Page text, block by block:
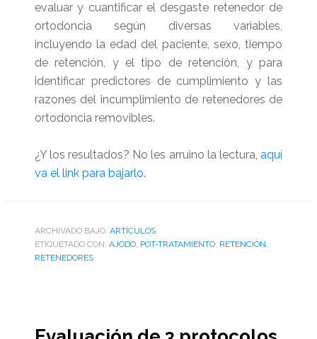
evaluar y cuantificar el desgaste retenedor de
ortodoncia según diversas variables,
incluyendo la edad del paciente, sexo, tiempo
de retención, y el tipo de retención, y para
identificar predictores de cumplimiento y las
razones del incumplimiento de retenedores de
ortodoncia removibles.
¿Y los resultados? No les arruino la lectura,aquí
va el link para bajarlo.
ARCHIVADO BAJO: ARTÌCULOS
ETIQUETADO CON: AJODO, POT-TRATAMIENTO, RETENCIÒN,
RETENEDORES